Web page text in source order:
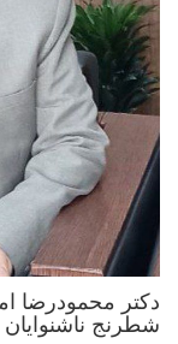
دکتر محمودرضا
شطرنج ناشنوایان